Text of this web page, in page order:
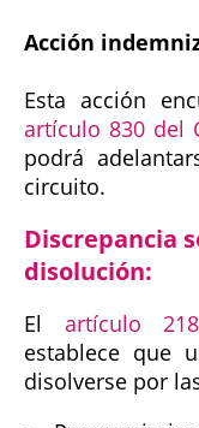
Acción
Esta acción
artículo 830 del
podrá
circuito.
Discrepancia
disolución:
El artículo
establece que
disolverse por